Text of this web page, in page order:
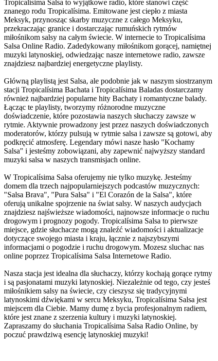
Tropicalísima Salsa to wyjątkowe radio, które stanowi część
znanego rodu Tropicalísima. Emitowane jest ciepło z miasta
Meksyk, przynosząc skarby muzyczne z całego Meksyku,
przekraczając granice i dostarczając rumuńskich rytmów
miłośnikom salsy na całym świecie. W internecie to Tropicalísima
Salsa Online Radio. Zadedykowany miłośnikom gorącej, namiętnej
muzyki latynoskiej, odwiedzając nasze internetowe radio, zawsze
znajdziesz najbardziej energetyczne playlisty.
Główną playlistą jest Salsa, ale podobnie jak w naszym siostrzanym
stacji Tropicalísima Bachata i Tropicalísima Baladas dostarczamy
również najbardziej popularne hity Bachaty i romantyczne balady.
Łącząc te playlisty, tworzymy różnorodne muzyczne
doświadczenie, które pozostawia naszych słuchaczy zawsze w
rytmie. Aktywnie prowadzony jest przez naszych doświadczonych
moderatorów, którzy pulsują w rytmie salsa i zawsze są gotowi, aby
podkręcić atmosferę. Legendary mówi nasze hasło "Kochamy
Salsa" i jesteśmy zobowiązani, aby zapewnić najwyższy standard
muzyki salsa w naszych transmisjach online.
W Tropicalísima Salsa oferujemy nie tylko muzykę. Jesteśmy
domem dla trzech najpopularniejszych podcastów muzycznych:
"Salsa Brava", "Pura Salsa" i "El Corazón de la Salsa", które
oferują unikalne spojrzenie na świat salsy. W naszych audycjach
znajdziesz najświeższe wiadomości, najnowsze informacje o ruchu
drogowym i prognozy pogody. Tropicalísima Salsa to pierwsze
miejsce, gdzie słuchacze mogą znaleźć wiadomości i aktualizacje
dotyczące swojego miasta i kraju, łącznie z najszybszymi
informacjami o pogodzie i ruchu drogowym. Mozesz sluchac nas
online poprzez Tropicalísima Salsa Internetowe Radio.
Nasza stacja jest idealna dla słuchaczy, którzy kochają gorące rytmy
i są pasjonatami muzyki latynoskiej. Niezależnie od tego, czy jesteś
miłośnikiem salsy na świecie, czy cieszysz się tradycyjnymi
latynoskimi dźwiękami w sercu Meksyku, Tropicalísima Salsa jest
miejscem dla Ciebie. Mamy dumę z bycia profesjonalnym radiem,
które jest znane z szerzenia kultury i muzyki latynoskiej.
Zapraszamy do słuchania Tropicalísima Salsa Radio Online, by
poczuć prawdziwą esencję latynoskiej muzyki!